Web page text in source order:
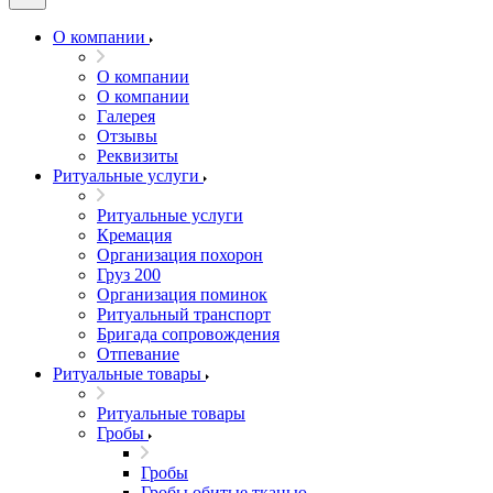
О компании
О компании
О компании
Галерея
Отзывы
Реквизиты
Ритуальные услуги
Ритуальные услуги
Кремация
Организация похорон
Груз 200
Организация поминок
Ритуальный транспорт
Бригада сопровождения
Отпевание
Ритуальные товары
Ритуальные товары
Гробы
Гробы